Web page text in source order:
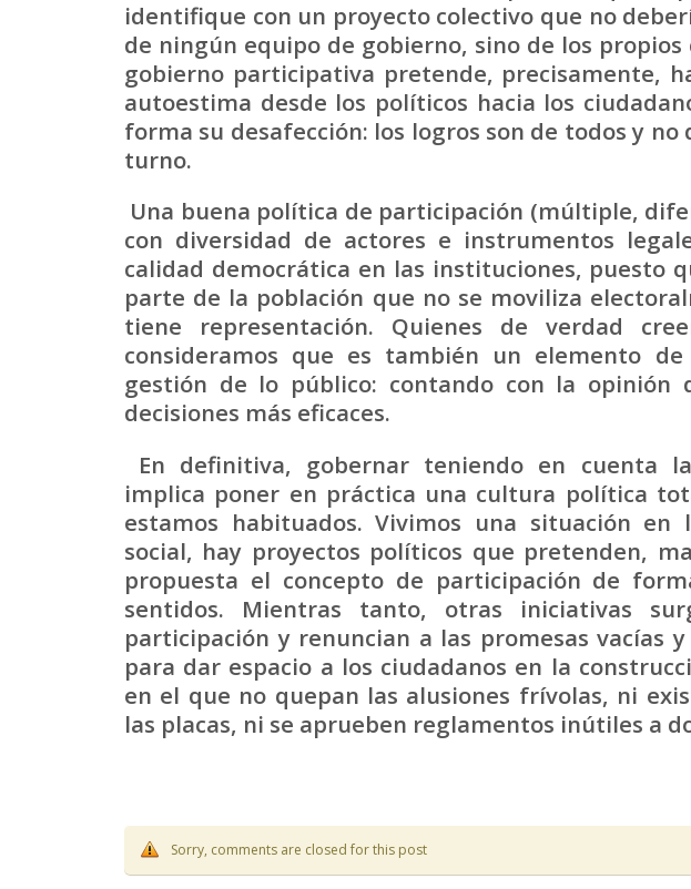
identifique con un proyecto colectivo que no
de ningún equipo de gobierno, sino de los
gobierno participativa pretende, precisamente,
autoestima desde los políticos hacia los
forma su desafección: los logros son de todos y no
turno.
Una buena política de participación (múltiple,
con diversidad de actores e instrumentos
calidad democrática en las instituciones, puesto
parte de la población que no se moviliza
tiene representación. Quienes de verdad
consideramos que es también un elemento
gestión de lo público: contando con la opinión
decisiones más eficaces.
En definitiva, gobernar teniendo en cuenta
implica poner en práctica una cultura política
estamos habituados. Vivimos una situación
social, hay proyectos políticos que pretenden,
propuesta el concepto de participación de
sentidos. Mientras tanto, otras iniciativas
participación y renuncian a las promesas vacías
para dar espacio a los ciudadanos en la
en el que no quepan las alusiones frívolas, ni
las placas, ni se aprueben reglamentos inútiles a
Sorry, comments are closed for this post